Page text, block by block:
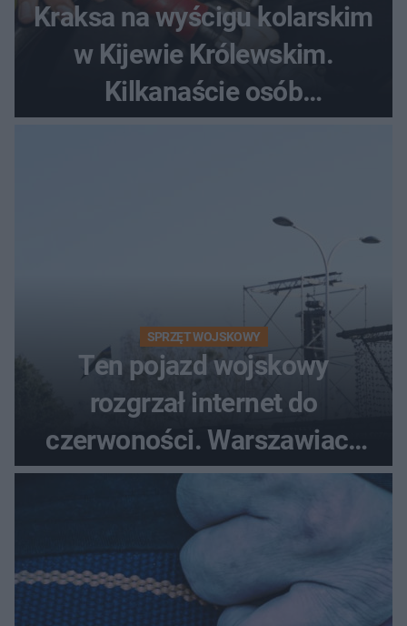
Kraksa na wyścigu kolarskim
w Kijewie Królewskim.
Kilkanaście osób
SPRZĘT WOJSKOWY
Ten pojazd wojskowy
rozgrzał internet do
czerwoności. Warszawiacy
pytali, czy to Mad Max!